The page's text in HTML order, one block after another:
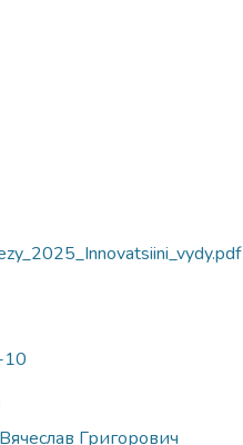
Григорович